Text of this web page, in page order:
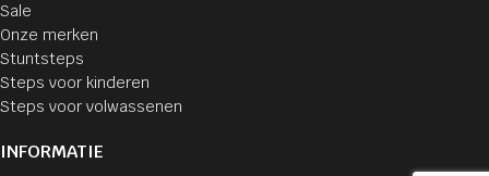
Sale
Onze merken
Stuntsteps
Steps voor kinderen
Steps voor volwassenen
INFORMATIE